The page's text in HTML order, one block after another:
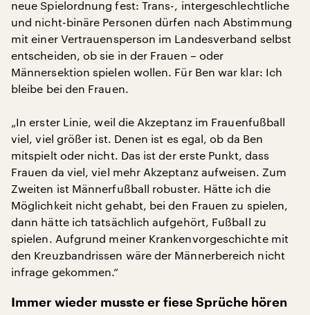
neue Spielordnung fest: Trans-, intergeschlechtliche
und nicht-binäre Personen dürfen nach Abstimmung
mit einer Vertrauensperson im Landesverband selbst
entscheiden, ob sie in der Frauen – oder
Männersektion spielen wollen. Für Ben war klar: Ich
bleibe bei den Frauen.
„In erster Linie, weil die Akzeptanz im Frauenfußball
viel, viel größer ist. Denen ist es egal, ob da Ben
mitspielt oder nicht. Das ist der erste Punkt, dass
Frauen da viel, viel mehr Akzeptanz aufweisen. Zum
Zweiten ist Männerfußball robuster. Hätte ich die
Möglichkeit nicht gehabt, bei den Frauen zu spielen,
dann hätte ich tatsächlich aufgehört, Fußball zu
spielen. Aufgrund meiner Krankenvorgeschichte mit
den Kreuzbandrissen wäre der Männerbereich nicht
infrage gekommen.“
Immer wieder musste er fiese Sprüche hören